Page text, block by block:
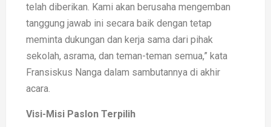
telah diberikan. Kami akan berusaha mengemban
tanggung jawab ini secara baik dengan tetap
meminta dukungan dan kerja sama dari pihak
sekolah, asrama, dan teman-teman semua,” kata
Fransiskus Nanga dalam sambutannya di akhir
acara.
Visi-Misi Paslon Terpilih